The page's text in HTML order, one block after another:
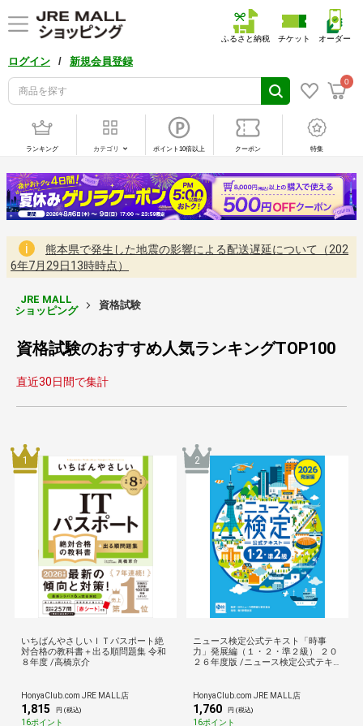
ログイン / 新規会員登録
0
ふるさと納税 チケット オーダー
ランキング カテゴリ ポイント10倍以上 クーポン 特集
熊本県で発生した地震の影響による配送遅延について（202
6年7月29日13時時点）
JRE MALL
ショッピング
資格試験
資格試験のおすすめ人気ランキングTOP100
直近30日間で集計
1
いちばんやさしいＩＴパスポート絶
対合格の教科書＋出る順問題集 令和
８年度 /高橋京介
HonyaClub.com JRE MALL店
1,815 円 (税込)
16ポイント
2
ニュース検定公式テキスト「時事
力」発展編（１・２・準２級） ２０
２６年度版 /ニュース検定公式テキ
HonyaClub.com JRE MALL店
1,760 円 (税込)
16ポイント